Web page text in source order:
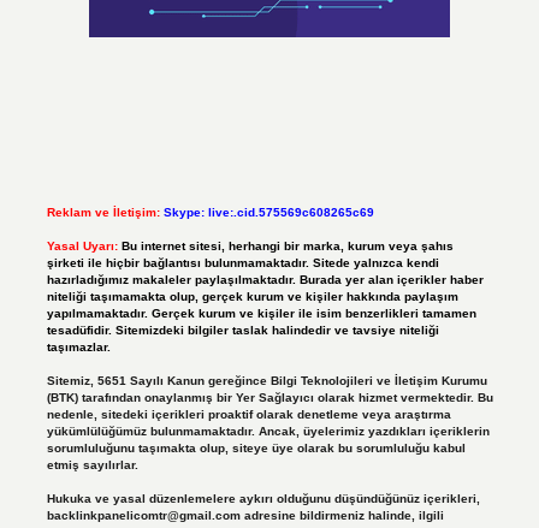
Reklam ve İletişim: Skype: live:.cid.575569c608265c69
Yasal Uyarı: Bu internet sitesi, herhangi bir marka, kurum veya şahıs
şirketi ile hiçbir bağlantısı bulunmamaktadır. Sitede yalnızca kendi
hazırladığımız makaleler paylaşılmaktadır. Burada yer alan içerikler haber
niteliği taşımamakta olup, gerçek kurum ve kişiler hakkında paylaşım
yapılmamaktadır. Gerçek kurum ve kişiler ile isim benzerlikleri tamamen
tesadüfidir. Sitemizdeki bilgiler taslak halindedir ve tavsiye niteliği
taşımazlar.
Sitemiz, 5651 Sayılı Kanun gereğince Bilgi Teknolojileri ve İletişim Kurumu
(BTK) tarafından onaylanmış bir Yer Sağlayıcı olarak hizmet vermektedir. Bu
nedenle, sitedeki içerikleri proaktif olarak denetleme veya araştırma
yükümlülüğümüz bulunmamaktadır. Ancak, üyelerimiz yazdıkları içeriklerin
sorumluluğunu taşımakta olup, siteye üye olarak bu sorumluluğu kabul
etmiş sayılırlar.
Hukuka ve yasal düzenlemelere aykırı olduğunu düşündüğünüz içerikleri,
backlinkpanelicomtr@gmail.comadresine bildirmeniz halinde, ilgili